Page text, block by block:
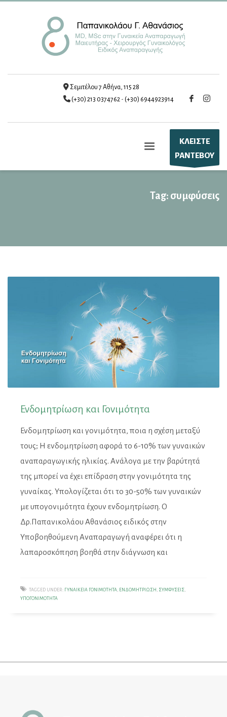
Σεμιτέλου 7 Αθήνα, 115 28
(+30) 213 0374762 - (+30) 6944923914
ΚΛΕΙΣΤΕ
ΡΑΝΤΕΒΟΥ
Tag: συμφύσεις
Ενδομητρίωση και Γονιμότητα
Ενδομητρίωση και γονιμότητα, ποια η σχέση μεταξύ
τους; Η ενδομητρίωση αφορά το 6-10% των γυναικών
αναπαραγωγικής ηλικίας. Ανάλογα με την βαρύτητά
της μπορεί να έχει επίδραση στην γονιμότητα της
γυναίκας. Υπολογίζεται ότι το 30-50% των γυναικών
με υπογονιμότητα έχουν ενδομητρίωση. O
Δρ.Παπανικολάου Αθανάσιος ειδικός στην
Υποβοηθούμενη Αναπαραγωγή αναφέρει ότι η
λαπαροσκόπηση βοηθά στην διάγνωση και
TAGGED UNDER: ΓΥΝΑΙΚΕΊΑ ΓΟΝΙΜΌΤΗΤΑ, ΕΝΔΟΜΗΤΡΊΩΣΗ , ΣΥΜΦΎΣΕΙΣ,
ΥΠΟΓΟΝΙΜΌΤΗΤΑ